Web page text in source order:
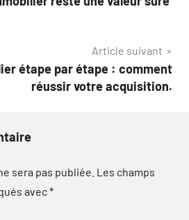
Article suivant
étape par étape : comment
réussir votre acquisition.
sera pas publiée. Les champs
avec*